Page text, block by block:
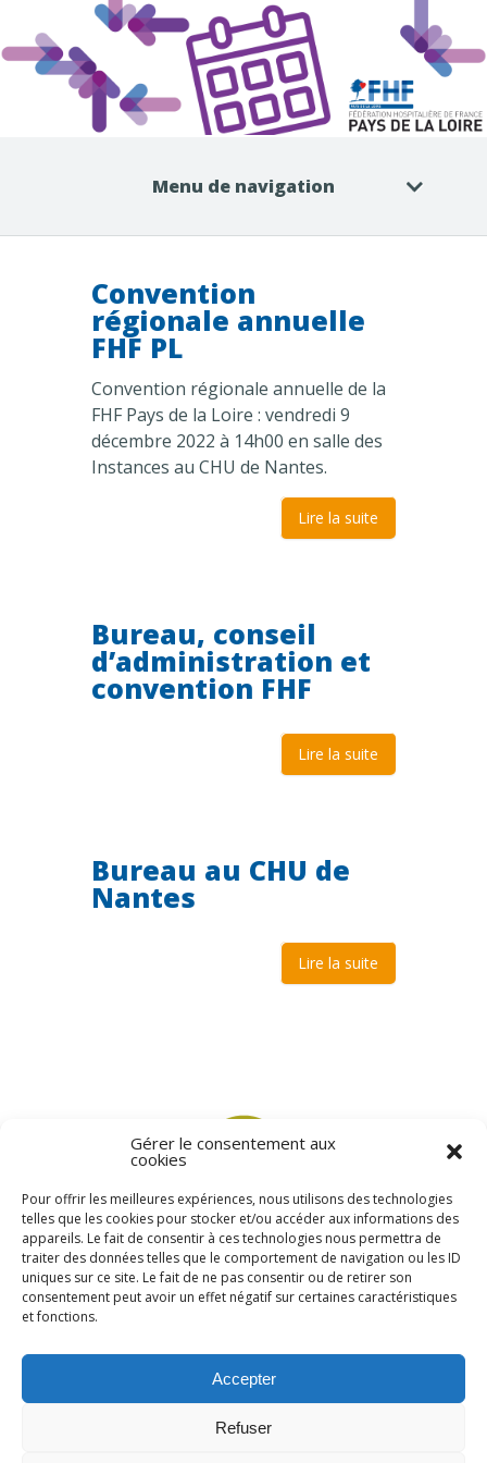
Gérer le consentement aux
cookies
Pour offrir les meilleures expériences, nous utilisons des technologies
telles que les cookies pour stocker et/ou accéder aux informations des
appareils. Le fait de consentir à ces technologies nous permettra de
traiter des données telles que le comportement de navigation ou les ID
uniques sur ce site. Le fait de ne pas consentir ou de retirer son
consentement peut avoir un effet négatif sur certaines caractéristiques
et fonctions.
Accepter
Refuser
Menu de navigation
Convention
régionale annuelle
FHF PL
Convention régionale annuelle de la
FHF Pays de la Loire : vendredi 9
décembre 2022 à 14h00 en salle des
Instances au CHU de Nantes.
Lire la suite
Bureau, conseil
d’administration et
convention FHF
Lire la suite
Bureau au CHU de
Nantes
Lire la suite
Congrès
Actualités